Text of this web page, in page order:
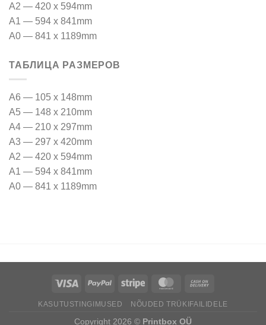
A2 — 420 x 594mm
A1 — 594 x 841mm
A0 — 841 x 1189mm
ТАБЛИЦА РАЗМЕРОВ
A6 — 105 x 148mm
A5 — 148 x 210mm
A4 — 210 x 297mm
A3 — 297 x 420mm
A2 — 420 x 594mm
A1 — 594 x 841mm
A0 — 841 x 1189mm
KASUTUSTINGIMUSED NÕUDED TRÜKIFAILIDELE
Copyright 2026 © Printbox OÜ